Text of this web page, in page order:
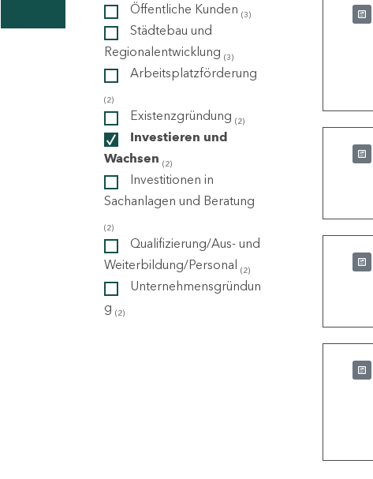
Öffentliche Kunden (3)
Städtebau und
Regionalentwicklung (3)
Arbeitsplatzförderung
(2)
Existenzgründung (2)
Investieren und
Wachsen (2)
Investitionen in
Sachanlagen und Beratung
(2)
Qualifizierung/Aus- und
Weiterbildung/Personal (2)
Unternehmensgründun
g (2)